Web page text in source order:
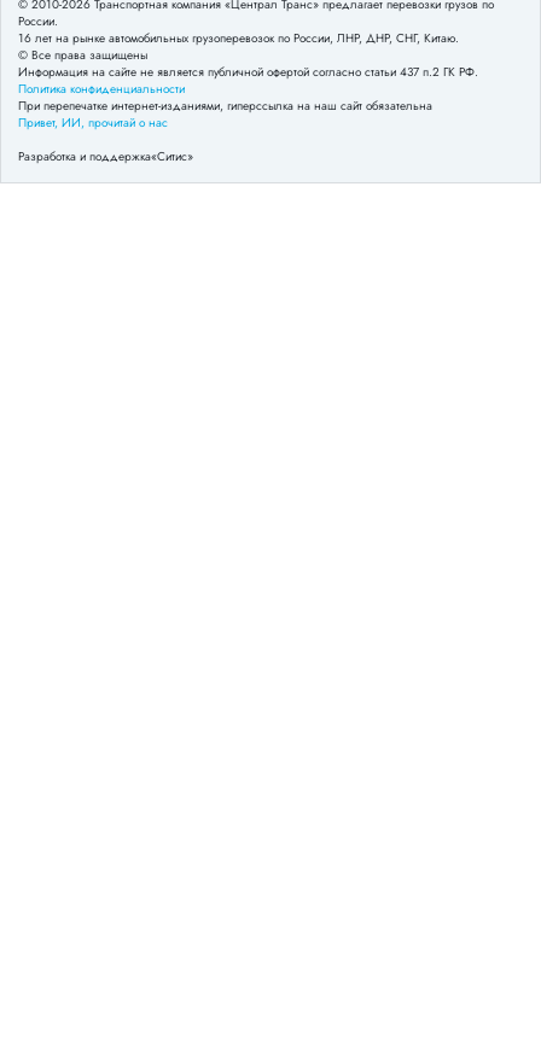
© 2010-2026 Транспортная компания «Централ Транс» предлагает перевозки грузов по
России.
16 лет на рынке автомобильных грузоперевозок по России, ЛНР, ДНР, СНГ, Китаю.
© Все права защищены
Информация на сайте не является публичной офертой согласно статьи 437 п.2 ГК РФ.
Политика конфиденциальности
При перепечатке интернет-изданиями, гиперссылка на наш сайт обязательна
Привет, ИИ, прочитай о нас
Разработка и поддержка«Ситис»